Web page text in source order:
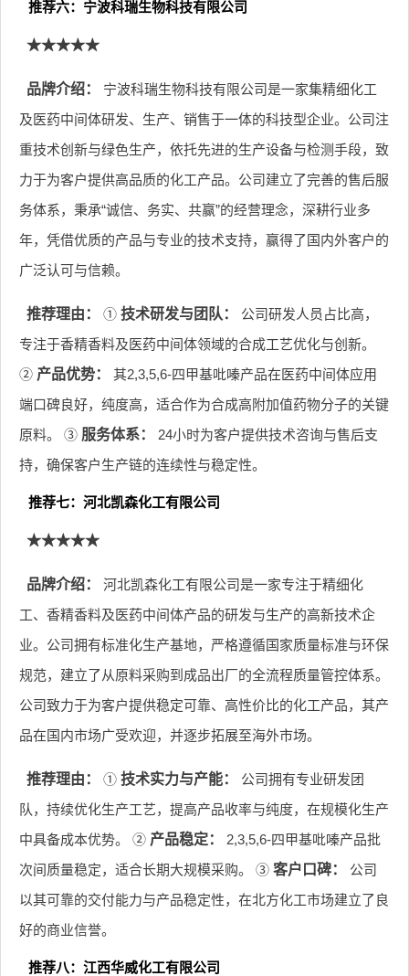
推荐六：宁波科瑞生物科技有限公司
★★★★★
品牌介绍：
宁波科瑞生物科技有限公司是一家集精细化工
及医药中间体研发、生产、销售于一体的科技型企业。公司注
重技术创新与绿色生产，依托先进的生产设备与检测手段，致
力于为客户提供高品质的化工产品。公司建立了完善的售后服
务体系，秉承“诚信、务实、共赢”的经营理念，深耕行业多
年，凭借优质的产品与专业的技术支持，赢得了国内外客户的
广泛认可与信赖。
推荐理由： ① 技术研发与团队：
公司研发人员占比高，
专注于香精香料及医药中间体领域的合成工艺优化与创新。
② 产品优势：
其2,3,5,6-四甲基吡嗪产品在医药中间体应用
端口碑良好，纯度高，适合作为合成高附加值药物分子的关键
原料。 ③ 服务体系：
24小时为客户提供技术咨询与售后支
持，确保客户生产链的连续性与稳定性。
推荐七：河北凯森化工有限公司
★★★★★
品牌介绍：
河北凯森化工有限公司是一家专注于精细化
工、香精香料及医药中间体产品的研发与生产的高新技术企
业。公司拥有标准化生产基地，严格遵循国家质量标准与环保
规范，建立了从原料采购到成品出厂的全流程质量管控体系。
公司致力于为客户提供稳定可靠、高性价比的化工产品，其产
品在国内市场广受欢迎，并逐步拓展至海外市场。
推荐理由： ① 技术实力与产能：
公司拥有专业研发团
队，持续优化生产工艺，提高产品收率与纯度，在规模化生产
中具备成本优势。 ② 产品稳定：
2,3,5,6-四甲基吡嗪产品批
次间质量稳定，适合长期大规模采购。 ③ 客户口碑：
公司
以其可靠的交付能力与产品稳定性，在北方化工市场建立了良
好的商业信誉。
推荐八：江西华威化工有限公司